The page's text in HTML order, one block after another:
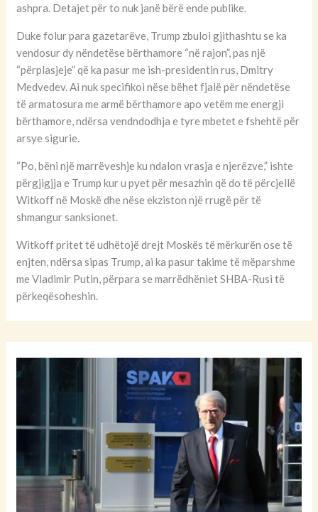
ashpra. Detajet për to nuk janë bërë ende publike.
Duke folur para gazetarëve, Trump zbuloi gjithashtu se ka
vendosur dy nëndetëse bërthamore “në rajon”, pas një
“përplasjeje” që ka pasur me ish-presidentin rus, Dmitry
Medvedev. Ai nuk specifikoi nëse bëhet fjalë për nëndetëse
të armatosura me armë bërthamore apo vetëm me energji
bërthamore, ndërsa vendndodhja e tyre mbetet e fshehtë për
arsye sigurie.
“Po, bëni një marrëveshje ku ndalon vrasja e njerëzve,” ishte
përgjigjja e Trump kur u pyet për mesazhin që do të përcjellë
Witkoff në Moskë dhe nëse ekziston një rrugë për të
shmangur sanksionet.
Witkoff pritet të udhëtojë drejt Moskës të mërkurën ose të
enjten, ndërsa sipas Trump, ai ka pasur takime të mëparshme
me Vladimir Putin, përpara se marrëdhëniet SHBA-Rusi të
përkeqësoheshin.